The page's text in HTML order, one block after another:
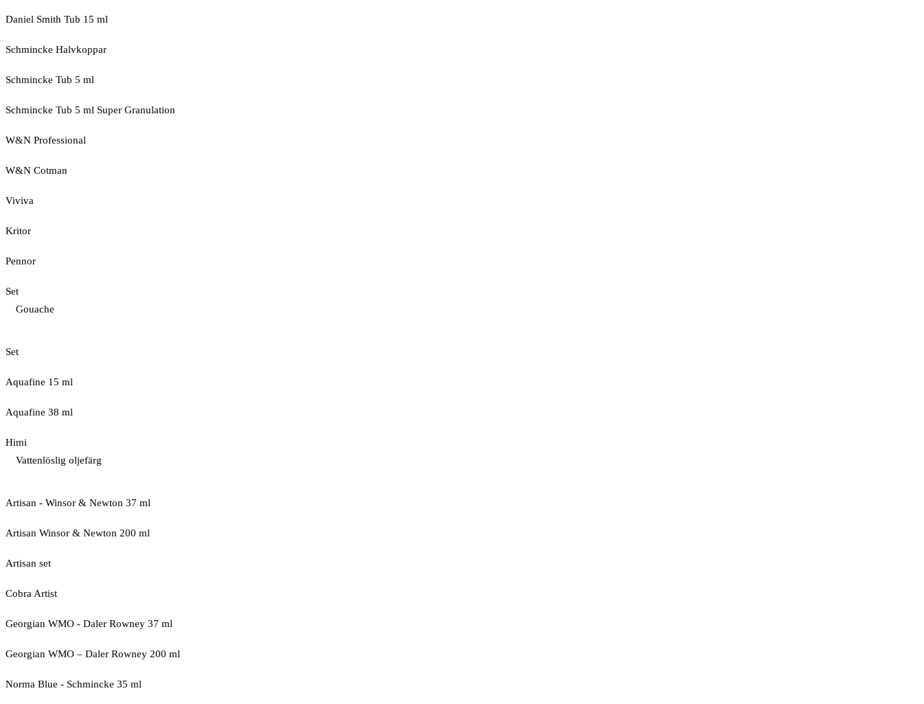
Daniel Smith Tub 15 ml
Schmincke Halvkoppar
Schmincke Tub 5 ml
Schmincke Tub 5 ml Super Granulation
W&N Professional
W&N Cotman
Viviva
Kritor
Pennor
Set
Gouache
Set
Aquafine 15 ml
Aquafine 38 ml
Himi
Vattenlöslig oljefärg
Artisan - Winsor & Newton 37 ml
Artisan Winsor & Newton 200 ml
Artisan set
Cobra Artist
Georgian WMO - Daler Rowney 37 ml
Georgian WMO – Daler Rowney 200 ml
Norma Blue - Schmincke 35 ml